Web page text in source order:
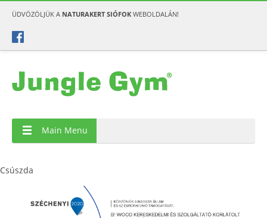
ÜDVÖZÖLJÜK A NATURAKERT SIÓFOK WEBOLDALÁN!
Main Menu
Csúszda